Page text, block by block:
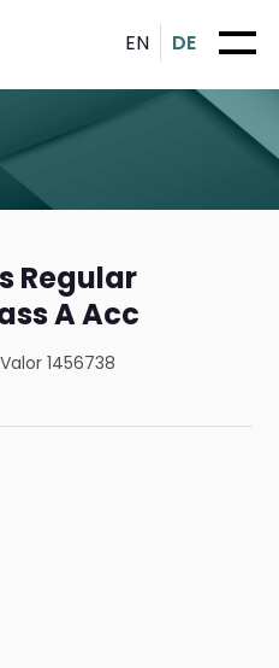
EN DE
Regular
A Acc
Valor 1456738